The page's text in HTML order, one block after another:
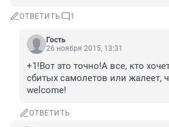
ОТВЕТИТЬ 1
Гость
26 ноября 2015, 13:31
+1!Вот это точно!А все, кто
сбитых самолетов или жалеет,
welcome!
ОТВЕТИТЬ